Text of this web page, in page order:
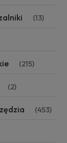
(13)
(215)
(2)
(453)